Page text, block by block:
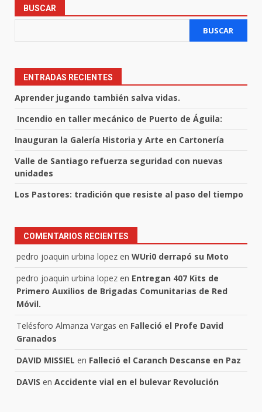
entradas
BUSCAR
BUSCAR
ENTRADAS RECIENTES
Aprender jugando también salva vidas.
Incendio en taller mecánico de Puerto de Águila:
Inauguran la Galería Historia y Arte en Cartonería
Valle de Santiago refuerza seguridad con nuevas
unidades
Los Pastores: tradición que resiste al paso del tiempo
COMENTARIOS RECIENTES
pedro joaquin urbina lopez en WUri0 derrapó su Moto
pedro joaquin urbina lopez en Entregan 407 Kits de
Primero Auxilios de Brigadas Comunitarias de Red
Móvil.
Telésforo Almanza Vargas en Falleció el Profe David
Granados
DAVID MISSIEL en Falleció el Caranch Descanse en Paz
DAVIS en Accidente vial en el bulevar Revolución